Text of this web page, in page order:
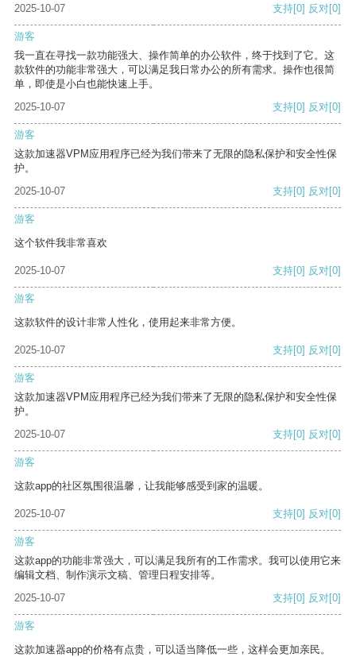
2025-10-07 支持[0] 反对[0]
游客
我一直在寻找一款功能强大、操作简单的办公软件，终于找到了它。这
款软件的功能非常强大，可以满足我日常办公的所有需求。操作也很简
单，即使是小白也能快速上手。
2025-10-07
支持[0] 反对[0]
游客
这款加速器VPM应用程序已经为我们带来了无限的隐私保护和安全性保
护。
2025-10-07
支持[0] 反对[0]
游客
这个软件我非常喜欢
2025-10-07 支持[0] 反对[0]
游客
这款软件的设计非常人性化，使用起来非常方便。
2025-10-07 支持[0] 反对[0]
游客
这款加速器VPM应用程序已经为我们带来了无限的隐私保护和安全性保
护。
2025-10-07
支持[0] 反对[0]
游客
这款app的社区氛围很温馨，让我能够感受到家的温暖。
2025-10-07 支持[0] 反对[0]
游客
这款app的功能非常强大，可以满足我所有的工作需求。我可以使用它来
编辑文档、制作演示文稿、管理日程安排等。
2025-10-07
支持[0] 反对[0]
游客
这款加速器app的价格有点贵，可以适当降低一些，这样会更加亲民。